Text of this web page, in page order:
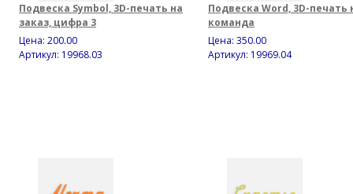
Подвеска Symbol, 3D-печать на
заказ, цифра 3
Цена: 200.00
Артикул: 19968.03
Подвеска Word, 3D-печать
команда
Цена: 350.00
Артикул: 19969.04